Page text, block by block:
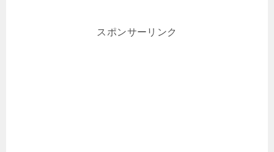
スポンサーリンク